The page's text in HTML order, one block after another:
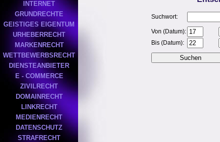
INTERNET
GRUNDRECHTE
GEISTIGES EIGENTUM
URHEBERRECHT
MARKENRECHT
WETTBEWERBSRECHT
DIENSTEANBIETER
E - COMMERCE
ZIVILRECHT
DOMAINRECHT
LINKRECHT
MEDIENRECHT
DATENSCHUTZ
STRAFRECHT
Suchwort:
Von (Datum):
Bis (Datum):